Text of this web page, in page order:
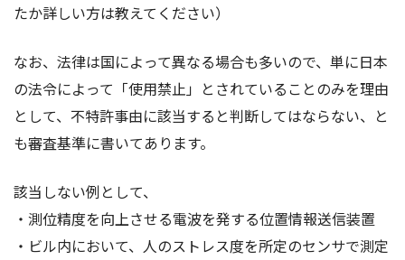
たか詳しい方は教えてください）
なお、法律は国によって異なる場合も多いので、単に日本
の法令によって「使用禁止」とされていることのみを理由
として、不特許事由に該当すると判断してはならない、と
も審査基準に書いてあります。
該当しない例として、
・測位精度を向上させる電波を発する位置情報送信装置
・ビル内において、人のストレス度を所定のセンサで測定